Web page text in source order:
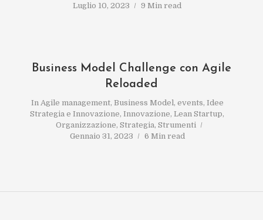
Luglio 10, 2023
9 Min read
Business Model Challenge con Agile
Reloaded
In Agile management, Business Model, events, Idee
Strategia e Innovazione, Innovazione, Lean Startup,
Organizzazione, Strategia, Strumenti
Gennaio 31, 2023
6 Min read